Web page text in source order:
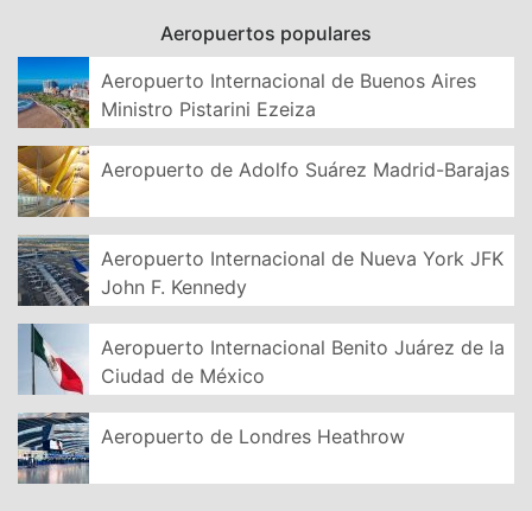
Aeropuertos populares
Aeropuerto Internacional de Buenos Aires
Ministro Pistarini Ezeiza
Aeropuerto de Adolfo Suárez Madrid-Barajas
Aeropuerto Internacional de Nueva York JFK
John F. Kennedy
Aeropuerto Internacional Benito Juárez de la
Ciudad de México
Aeropuerto de Londres Heathrow